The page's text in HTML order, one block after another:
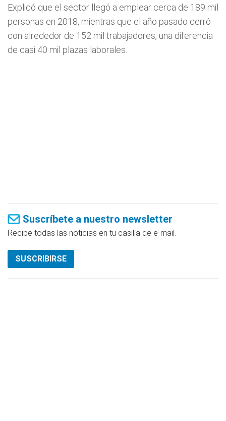
Explicó que el sector llegó a emplear cerca de 189 mil
personas en 2018, mientras que el año pasado cerró
con alrededor de 152 mil trabajadores, una diferencia
de casi 40 mil plazas laborales.
Suscríbete a nuestro newsletter
Recibe todas las noticias en tu casilla de e-mail.
SUSCRIBIRSE